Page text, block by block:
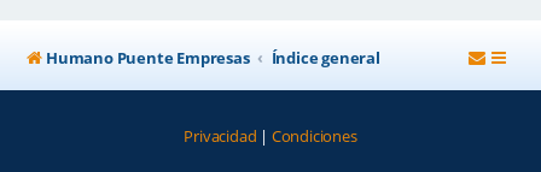
Humano Puente Empresas Índice general
Privacidad | Condiciones